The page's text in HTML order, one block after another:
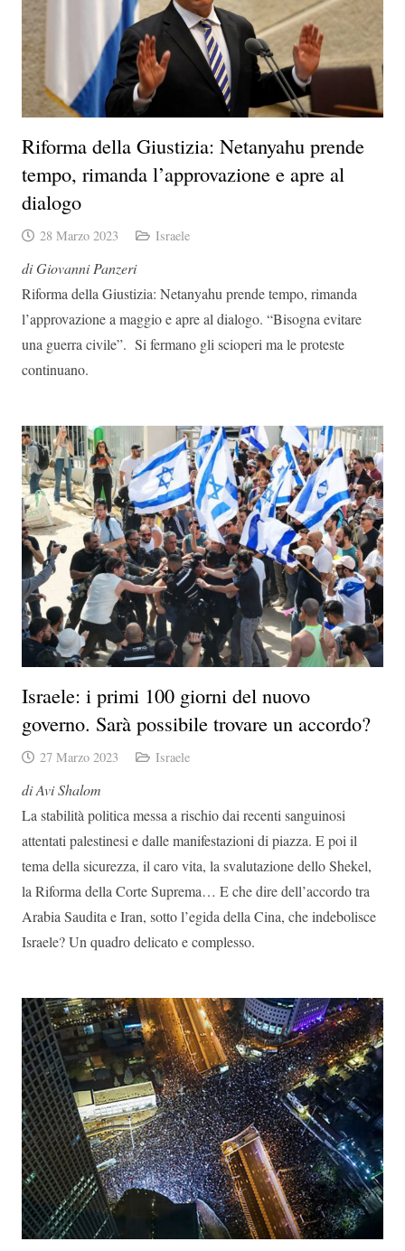
Riforma della Giustizia: Netanyahu prende
tempo, rimanda l’approvazione e apre al
dialogo
28 Marzo 2023 Israele
di Giovanni Panzeri
Riforma della Giustizia: Netanyahu prende tempo, rimanda
l’approvazione a maggio e apre al dialogo. “Bisogna evitare
una guerra civile”. Si fermano gli scioperi ma le proteste
continuano.
Israele: i primi 100 giorni del nuovo
governo. Sarà possibile trovare un accordo?
27 Marzo 2023 Israele
di Avi Shalom
La stabilità politica messa a rischio dai recenti sanguinosi
attentati palestinesi e dalle manifestazioni di piazza. E poi il
tema della sicurezza, il caro vita, la svalutazione dello Shekel,
la Riforma della Corte Suprema… E che dire dell’accordo tra
Arabia Saudita e Iran, sotto l’egida della Cina, che indebolisce
Israele? Un quadro delicato e complesso.